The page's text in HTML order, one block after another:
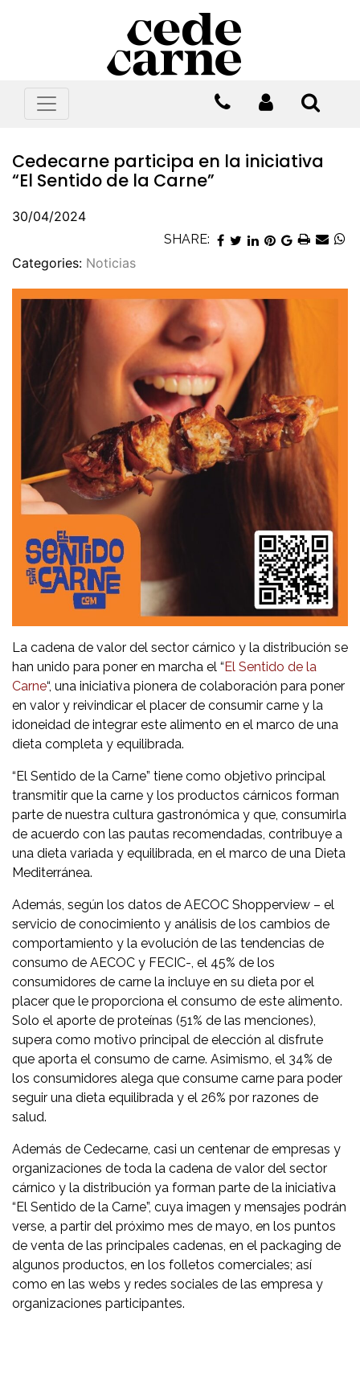
Cedecarne participa en la iniciativa
“El Sentido de la Carne”
30/04/2024
SHARE:
Categories: Noticias
La cadena de valor del sector cárnico y la distribución se
han unido para poner en marcha el “El Sentido de la
Carne“, una iniciativa pionera de colaboración para poner
en valor y reivindicar el placer de consumir carne y la
idoneidad de integrar este alimento en el marco de una
dieta completa y equilibrada.
“El Sentido de la Carne” tiene como objetivo principal
transmitir que la carne y los productos cárnicos forman
parte de nuestra cultura gastronómica y que, consumirla
de acuerdo con las pautas recomendadas, contribuye a
una dieta variada y equilibrada, en el marco de una Dieta
Mediterránea.
Además, según los datos de AECOC Shopperview – el
servicio de conocimiento y análisis de los cambios de
comportamiento y la evolución de las tendencias de
consumo de AECOC y FECIC-, el 45% de los
consumidores de carne la incluye en su dieta por el
placer que le proporciona el consumo de este alimento.
Solo el aporte de proteínas (51% de las menciones),
supera como motivo principal de elección al disfrute
que aporta el consumo de carne. Asimismo, el 34% de
los consumidores alega que consume carne para poder
seguir una dieta equilibrada y el 26% por razones de
salud.
Además de Cedecarne, casi un centenar de empresas y
organizaciones de toda la cadena de valor del sector
cárnico y la distribución ya forman parte de la iniciativa
“El Sentido de la Carne”, cuya imagen y mensajes podrán
verse, a partir del próximo mes de mayo, en los puntos
de venta de las principales cadenas, en el packaging de
algunos productos, en los folletos comerciales; así
como en las webs y redes sociales de las empresa y
organizaciones participantes.